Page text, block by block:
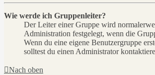
Wie werde ich Gruppenleiter?
Der Leiter einer Gruppe wird
Administration festgelegt, wenn die
Wenn du eine eigene Benutzergruppe
solltest du einen Administrator
Nach oben